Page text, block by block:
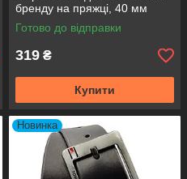
бренду на пряжці, 40 мм
Готово до відправки
319 ₴
Купити
Новинка